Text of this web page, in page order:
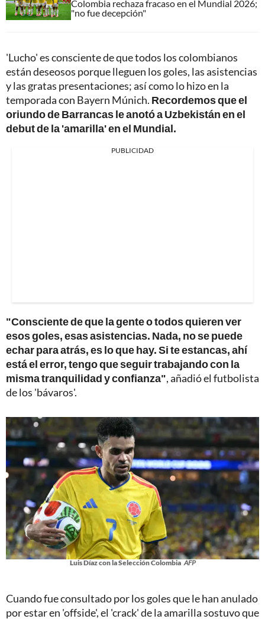
Colombia rechaza fracaso en el Mundial 2026;
"no fue decepción"
'Lucho' es consciente de que todos los colombianos
están deseosos porque lleguen los goles, las asistencias
y las gratas presentaciones; así como lo hizo en la
temporada con Bayern Múnich. Recordemos que el
oriundo de Barrancas le anotó a Uzbekistán en el
debut de la 'amarilla' en el Mundial.
PUBLICIDAD
"Consciente de que la gente o todos quieren ver
esos goles, esas asistencias. Nada, no se puede
echar para atrás, es lo que hay.Si te estancas, ahí
está el error, tengo que seguir trabajando con la
misma tranquilidad y confianza", añadió el futbolista
de los 'bávaros'.
Luis Díaz con la Selección Colombia AFP
Cuando fue consultado por los goles que le han anulado
por estar en 'offside', el 'crack' de la amarilla sostuvo que